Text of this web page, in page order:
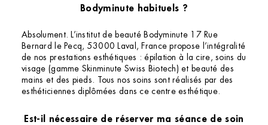
Bodyminute habituels ?
Absolument. L’institut de beauté Bodyminute 17 Rue
Bernard le Pecq, 53000 Laval, France propose l’intégralité
de nos prestations esthétiques : épilation à la cire, soins du
visage (gamme Skinminute Swiss Biotech) et beauté des
mains et des pieds. Tous nos soins sont réalisés par des
esthéticiennes diplômées dans ce centre esthétique.
Est-il nécessaire de réserver ma séance de soin